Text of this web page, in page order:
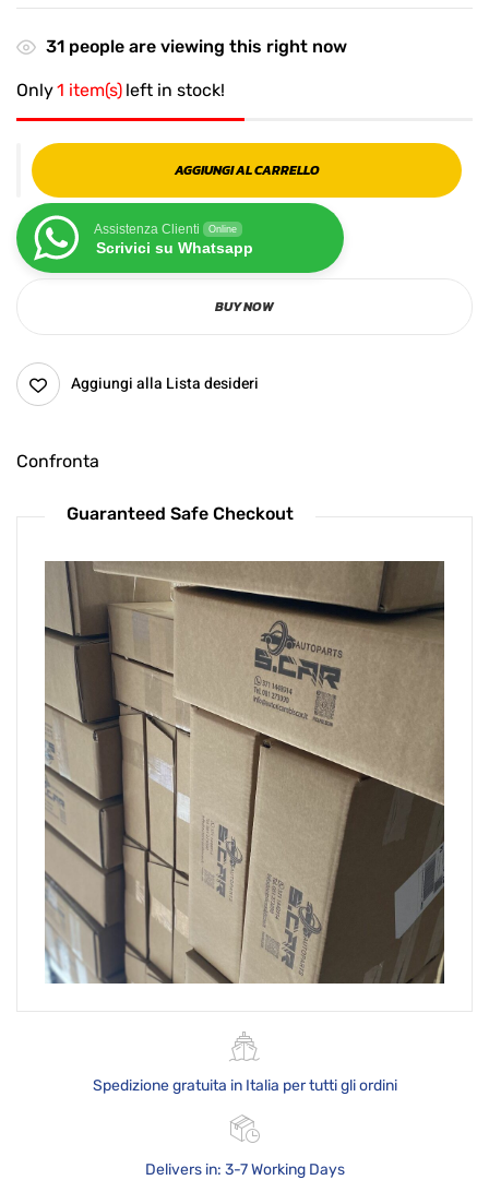
31 people are viewing this right now
Only1 item(s) left in stock!
AGGIUNGI AL CARRELLO
Assistenza Clienti Online
Scrivici su Whatsapp
BUY NOW
Aggiungi alla Lista desideri
Confronta
Guaranteed Safe Checkout
Spedizione gratuita in Italia per tutti gli ordini
Delivers in: 3-7 Working Days